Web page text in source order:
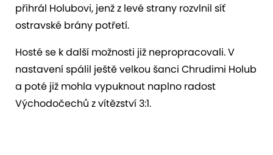
přihrál Holubovi, jenž z levé strany rozvlnil síť
ostravské brány potřetí.
Hosté se k další možnosti již nepropracovali. V
nastavení spálil ještě velkou šanci Chrudimi Holub
a poté již mohla vypuknout naplno radost
Východočechů z vítězství 3:1.